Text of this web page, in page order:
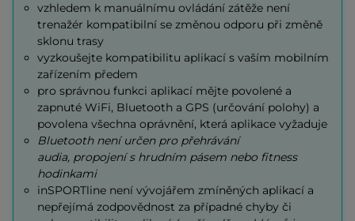
vzhledem k manuálnímu ovládání zátěže není
trenažér kompatibilní se změnou odporu při změně
sklonu trasy
vyzkoušejte kompatibilitu aplikací s vaším mobilním
zařízením předem
pro správnou funkci aplikací mějte povolené a
zapnuté WiFi, Bluetooth a GPS (určování polohy) a
povolena všechna oprávnění, která aplikace vyžaduje
Bluetooth není určen pro přehrávání
audia, propojení s hrudním pásem nebo fitness
hodinkami
inSPORTline není vývojářem zmíněných aplikací a
nepřejímá zodpovědnost za případné chyby či